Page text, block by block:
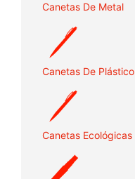
Canetas De Metal
Canetas De Plástico
Canetas Ecológicas